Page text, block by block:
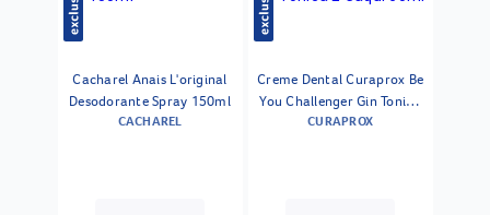
Cacharel Anais L'original
Desodorante Spray 150ml
CACHAREL
Creme Dental Curaprox Be
You Challenger Gin Tonica
E Caqui 60ml
CURAPROX